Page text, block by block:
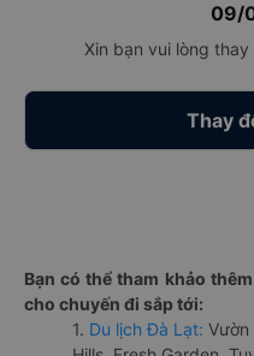
09/
Xin bạn vui lòng
Thay
Bạn có thể tham khảo
cho chuyến đi sắp tới:
1. Du lịch Đà Lạt: Vườn